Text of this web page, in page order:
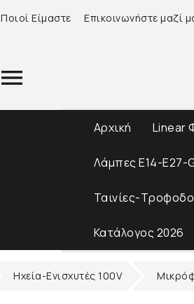
Ποιοί Είμαστε Επικοινωνήστε μαζί
Αρχική Linear
Λάμπες Ε14-Ε27-
Ταινίες-
Κατάλογος 2026
Ηχεία-Ενισχυτές 100V